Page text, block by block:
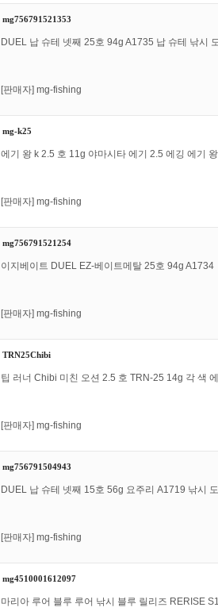
mg756791521353
DUEL 납 슈테 넷째 25호 94g A1735 납 슈테 낚시
[판매자] mg-fishing
mg-k25
에기 왕 k 2.5 호 11g 야마시타 에기 2.5 에깅 에기
[판매자] mg-fishing
mg756791521254
이지베이트 DUEL EZ-베이트메탈 25호 94g A1734
[판매자] mg-fishing
TRN25Chibi
팁 러너 Chibi 미친 오션 2.5 호 TRN-25 14g 각 색
[판매자] mg-fishing
mg756791504943
DUEL 납 슈테 넷째 15호 56g 요주리 A1719 낚시
[판매자] mg-fishing
mg4510001612097
마리아 루어 블루 루어 낚시 블루 릴리즈 RERISE